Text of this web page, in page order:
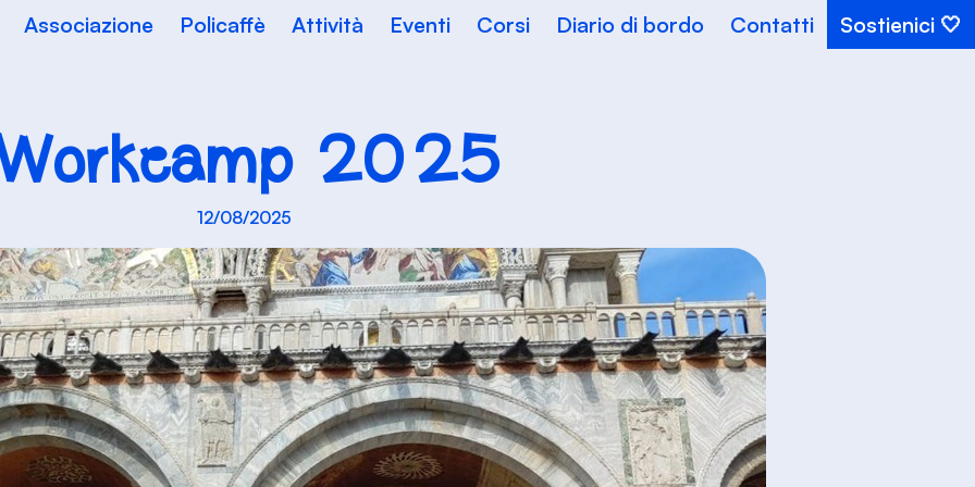
Associazione Policaffè Attività Eventi Corsi Diario di bordo Contatti Sostienici
2025
12/08/2025